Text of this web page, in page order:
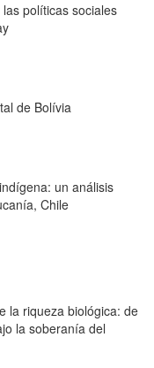
políticas sociales
de Bolívia
un análisis
Chile
la riqueza biológica: de
la soberanía del